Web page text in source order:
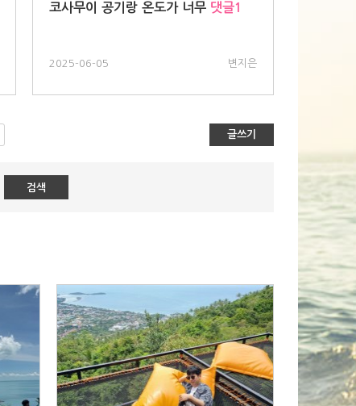
코사무이 공기랑 온도가 너무 댓글1
2025-06-05 변지은
글쓰기